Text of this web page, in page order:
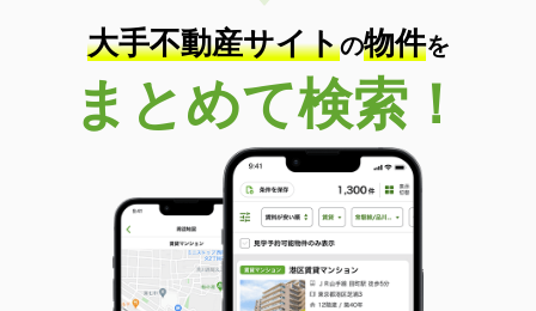
大手不動産サイトの物件を
まとめて検索！